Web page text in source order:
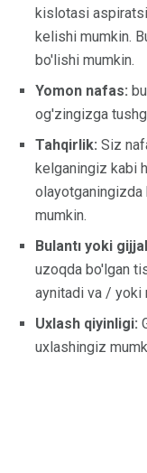
kislotasi
kelishi mumkin.
bo'lishi mumkin.
Yomon nafas:
og'zingizga
Tahqirlik: Siz
kelganingiz kabi
mumkin.
Bulantı yoki
uzoqda bo'lgan
aynitadi va / yoki
Uxlash qiyinligi:
uxlashingiz